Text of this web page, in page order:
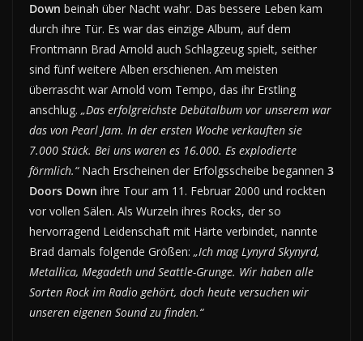
Down beinah über Nacht wahr. Das bessere Leben kam
durch ihre Tür. Es war das einzige Album, auf dem
Frontmann Brad Arnold auch Schlagzeug spielt, seither
sind fünf weitere Alben erschienen. Am meisten
überrascht war Arnold vom Tempo, das ihr Erstling
anschlug. „Das erfolgreichste Debütalbum vor unserem war
das von Pearl Jam. In der ersten Woche verkauften sie
7.000 Stück. Bei uns waren es 16.000. Es explodierte
förmlich.“Nach Erscheinen der Erfolgsscheibe begannen 3
Doors Down ihre Tour am 11. Februar 2000 und rockten
vor vollen Sälen. Als Wurzeln ihres Rocks, der so
hervorragend Leidenschaft mit Härte verbindet, nannte
Brad damals folgende Größen: „Ich mag Lynyrd Skynyrd,
Metallica, Megadeth und Seattle-Grunge. Wir haben alle
Sorten Rock im Radio gehört, doch heute versuchen wir
unseren eigenen Sound zu finden.“